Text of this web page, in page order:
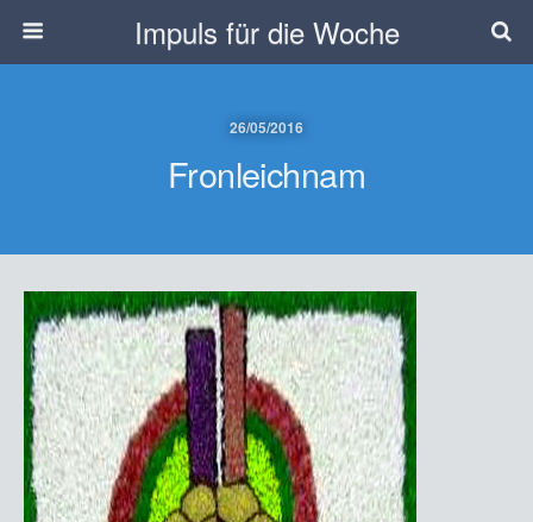
Impuls für die Woche
26/05/2016
Fronleichnam